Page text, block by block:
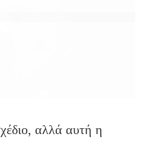
αλλά αυτή η